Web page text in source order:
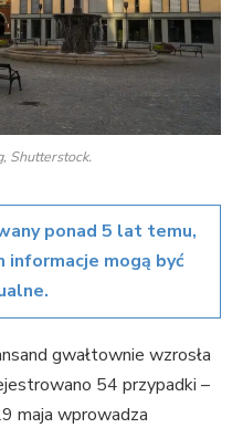
Shutterstock.
ponad 5 lat temu,
mogą być
gwałtownie wzrosła
54 przypadki –
maja wprowadza